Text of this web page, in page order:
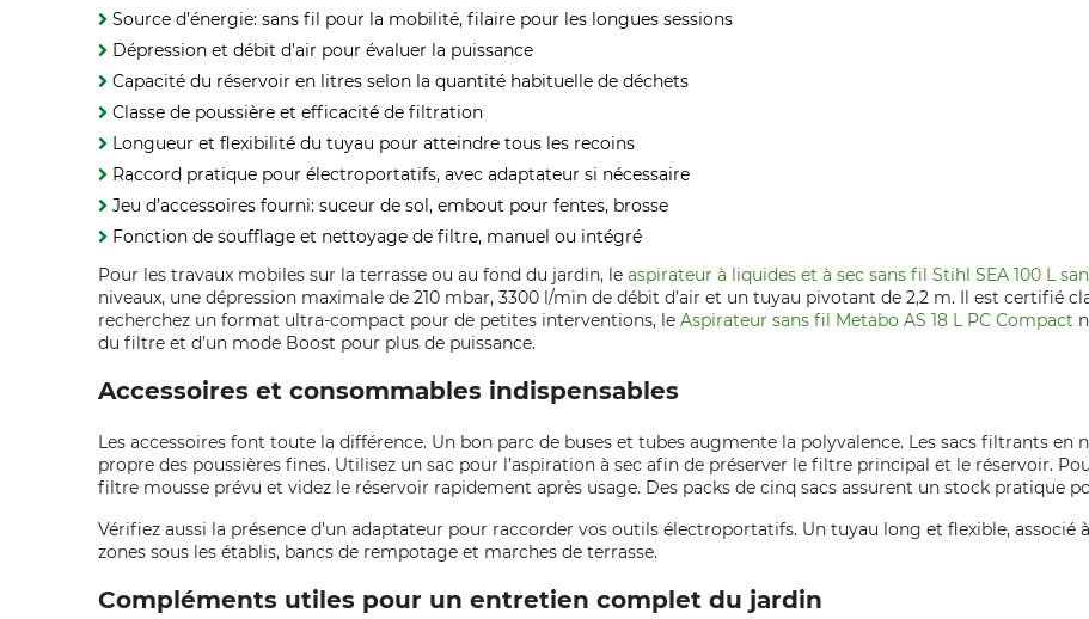
Source d’énergie: sans fil pour la mobilité, filaire pour les longues sessions
Dépression et débit d’air pour évaluer la puissance
Capacité du réservoir en litres selon la quantité habituelle de déchets
Classe de poussière et efficacité de filtration
Longueur et flexibilité du tuyau pour atteindre tous les recoins
Raccord pratique pour électroportatifs, avec adaptateur si nécessaire
Jeu d’accessoires fourni: suceur de sol, embout pour fentes, brosse
Fonction de soufflage et nettoyage de filtre, manuel ou intégré
Pour les travaux mobiles sur la terrasse ou au fond du jardin, le aspirateur à liquides et à sec sans fil Stihl SEA 100 L
niveaux, une dépression maximale de 210 mbar, 3300 l/min de débit d’air et un tuyau pivotant de 2,2 m. Il est certifié
recherchez un format ultra-compact pour de petites interventions, le Aspirateur sans fil Metabo AS 18 L PC Compact
du filtre et d’un mode Boost pour plus de puissance.
Accessoires et consommables indispensables
Les accessoires font toute la différence. Un bon parc de buses et tubes augmente la polyvalence. Les sacs filtrants en
propre des poussières fines. Utilisez un sac pour l’aspiration à sec afin de préserver le filtre principal et le réservoir.
filtre mousse prévu et videz le réservoir rapidement après usage. Des packs de cinq sacs assurent un stock pratique
Vérifiez aussi la présence d’un adaptateur pour raccorder vos outils électroportatifs. Un tuyau long et flexible,
zones sous les établis, bancs de rempotage et marches de terrasse.
Compléments utiles pour un entretien complet du jardin